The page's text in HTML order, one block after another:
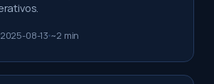
2025-08-13 ~2 min